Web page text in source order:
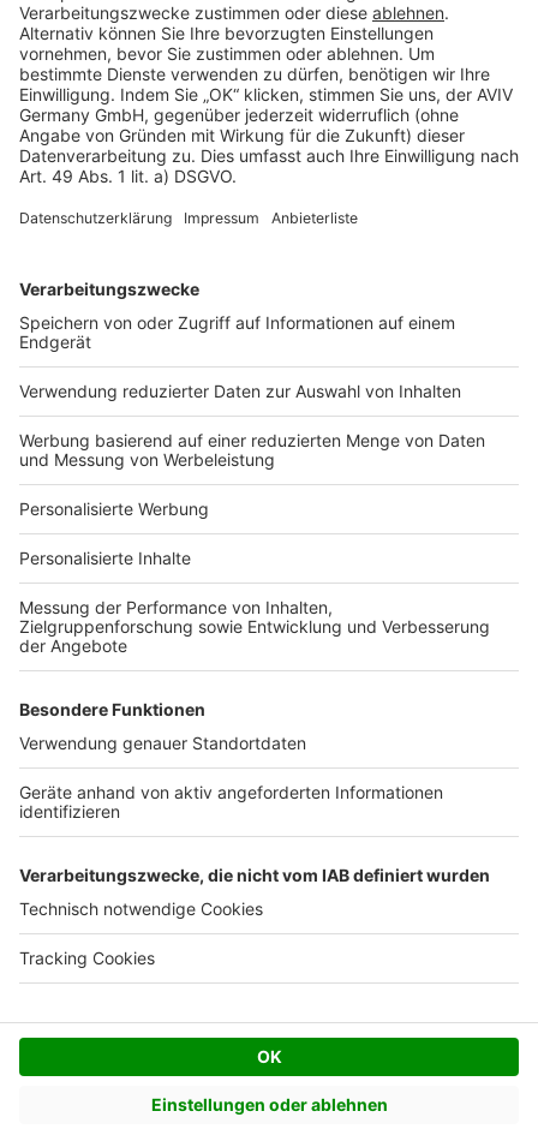
Rechtliches
AGB-Übersicht
Datenschutz
Impressum
Services
Bauprojekt-Quiz
Häuser-Suche
Hausanbieter-Suche
Bauprojekt-Profil
Für Unternehmen
Ihre Baufirma auf bauen.de
Kostenloses Infogespräch
© AVIV Germany GmbH - 2026
Facebook
Twitter